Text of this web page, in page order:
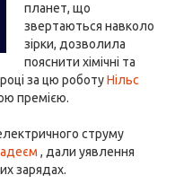
планет, що
звертаються навколо
зірки, дозволила
пояснити хімічні та
за цю роботуНільс
премією.
струму
, дали уявлення
зарядах.